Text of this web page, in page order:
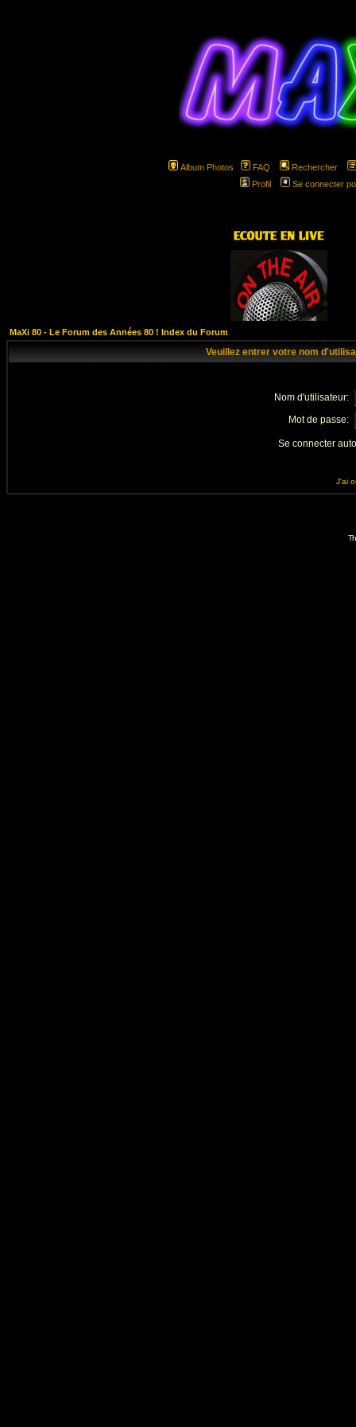
Album Photos FAQ
Rechercher
Profil
Se connecter
MaXi 80 - Le Forum des Années 80 ! Index du Forum
Veuillez entrer votre nom
Nom d'utilisateur:
Mot de passe:
Se connecter
J'ai